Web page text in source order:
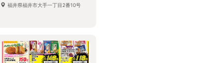
福井県福井市大手一丁目2番10号